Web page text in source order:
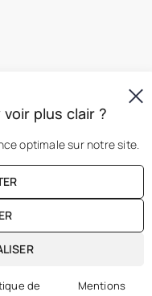
plus clair ?
optimale sur notre site.
de
Mentions